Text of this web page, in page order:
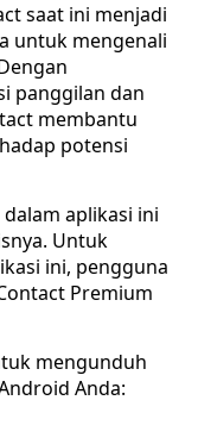
saat ini menjadi
untuk mengenali
panggilan dan
membantu
potensi
aplikasi ini
Untuk
ini, pengguna
Premium
mengunduh
Anda: